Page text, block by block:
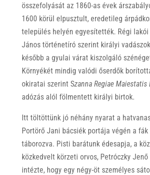
összefolyását az 1860-as évek
1600 körül elpusztult, eredetileg
település helyén egyesítették. Régi lakói
János történetíró szerint királyi
később a gyulai várat kiszolgáló
Környékét mindig valódi őserdők
okiratai szerint Szanna Regiae Maiestatis
adózás alól fölmentett királyi birtok.
Itt töltöttünk jó néhány nyarat a
Portörő Jani bácsiék portája végén a
táborozva. Pisti barátunk édesapja, a
közkedvelt körzeti orvos, Petróczky
intézte, hogy egy négy-öt személyes